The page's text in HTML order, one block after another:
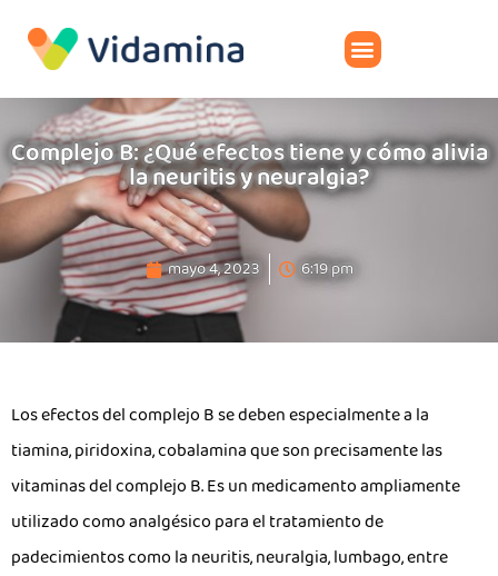
Complejo B: ¿Qué efectos tiene y cómo alivia
la neuritis y neuralgia?
mayo 4, 2023 6:19 pm
Los efectos del complejo B se deben especialmente a la
tiamina, piridoxina, cobalamina que son precisamente las
vitaminas del complejo B. Es un medicamento ampliamente
utilizado como analgésico para el tratamiento de
padecimientos como la neuritis, neuralgia, lumbago, entre